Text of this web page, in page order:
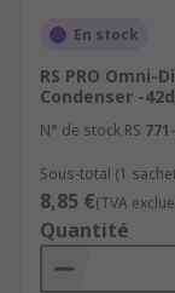
En stock
RS PRO
Condenser -
N° de stock RS
Sous-total (1
8,85 €(TVA
Quantité